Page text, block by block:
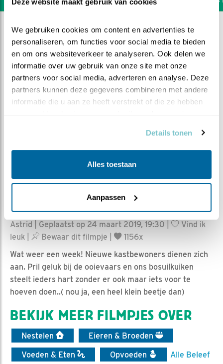
We gebruiken cookies om content en advertenties te
personaliseren, om functies voor social media te bieden
en om ons websiteverkeer te analyseren. Ook delen we
informatie over uw gebruik van onze site met onze
partners voor social media, adverteren en analyse. Deze
partners kunnen deze gegevens combineren met andere
informatie die u aan ze heeft verstrekt of die ze hebben
Details tonen
Alles toestaan
Aanpassen
DEEL DIT FILMPJE
De highlights van week 5
Astrid | Geplaatst op 24 maart 2019, 19:30 |
Vind ik
leuk
Bewaar dit filmpje
1156x
Wat weer een week! Nieuwe kastbewoners dienen zich
aan. Pril geluk bij de ooievaars en ons bosuilkuiken
steelt ieders hart zonder er ook maar iets voor te
hoeven doen..( nou ja, een heel klein beetje dan)
BEKIJK MEER FILMPJES OVER
Nestelen
Eieren & Broeden
Voeden & Eten
Opvoeden
Alle Beleef